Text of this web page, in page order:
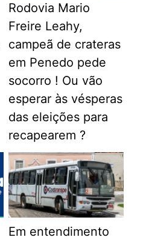
Rodovia Mario
Freire Leahy,
campeã de crateras
em Penedo pede
socorro ! Ou vão
esperar às vésperas
das eleições para
recapearem ?
Em entendimento